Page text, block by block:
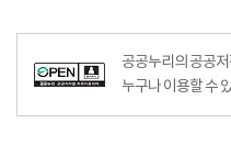
공공누리의 공공
누구나 이용할 수